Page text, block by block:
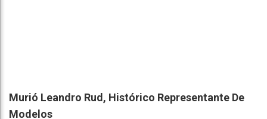
Murió Leandro Rud, Histórico Representante De
Modelos